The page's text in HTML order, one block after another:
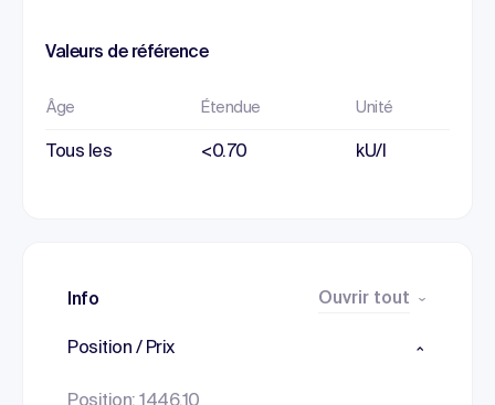
Valeurs de référence
Âge Étendue Unité
Tous les <0.70 kU/l
Info Ouvrir tout
Position / Prix